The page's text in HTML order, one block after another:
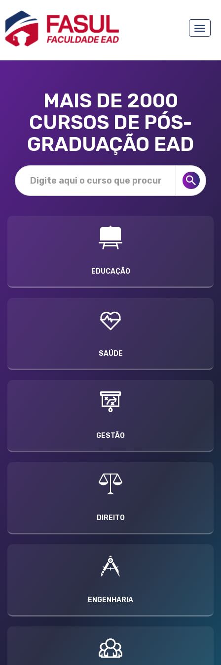
Toggle
MAIS DE 2000
CURSOS DE PÓS-
GRADUAÇÃO EAD
EDUCAÇÃO
SAÚDE
GESTÃO
DIREITO
ENGENHARIA